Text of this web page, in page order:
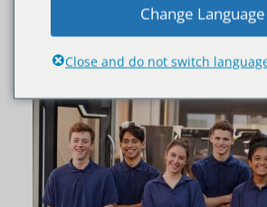
Change Language
Close and do not switch